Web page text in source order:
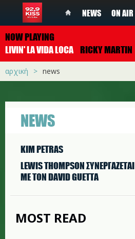
NEWS ON AIR
NOW PLAYING
LIVIN' LA VIDA LOCA RICKY MARTIN
αρχική news
NEWS
KIM PETRAS
LEWIS THOMPSON ΣΥΝΕΡΓAΖΕΤΑΙ
ΜΕ ΤΟΝ DAVID GUETTA
MOST READ